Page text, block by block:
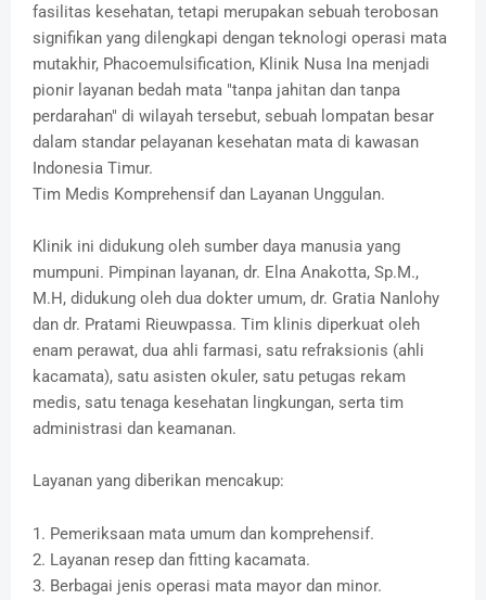
fasilitas kesehatan, tetapi merupakan sebuah terobosan
signifikan yang dilengkapi dengan teknologi operasi mata
mutakhir, Phacoemulsification, Klinik Nusa Ina menjadi
pionir layanan bedah mata "tanpa jahitan dan tanpa
perdarahan" di wilayah tersebut, sebuah lompatan besar
dalam standar pelayanan kesehatan mata di kawasan
Indonesia Timur.
Tim Medis Komprehensif dan Layanan Unggulan.
Klinik ini didukung oleh sumber daya manusia yang
mumpuni. Pimpinan layanan, dr. Elna Anakotta, Sp.M.,
M.H, didukung oleh dua dokter umum, dr. Gratia Nanlohy
dan dr. Pratami Rieuwpassa. Tim klinis diperkuat oleh
enam perawat, dua ahli farmasi, satu refraksionis (ahli
kacamata), satu asisten okuler, satu petugas rekam
medis, satu tenaga kesehatan lingkungan, serta tim
administrasi dan keamanan.
Layanan yang diberikan mencakup:
1. Pemeriksaan mata umum dan komprehensif.
2. Layanan resep dan fitting kacamata.
3. Berbagai jenis operasi mata mayor dan minor.